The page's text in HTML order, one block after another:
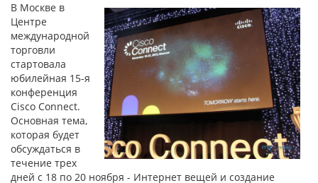
В Москве в
Центре
международной
торговли
стартовала
юбилейная 15-я
конференция
Cisco Connect.
Основная тема,
которая будет
обсуждаться в
течение трех
дней с 18 по 20 ноября - Интернет вещей и создание